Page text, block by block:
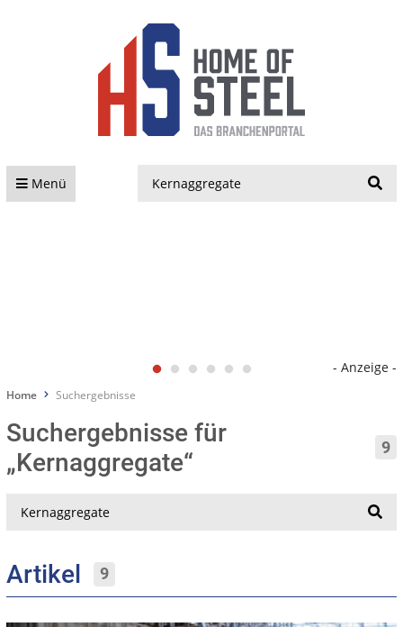
Menü
- Anzeige -
Home Suchergebnisse
Suchergebnisse für
„Kernaggregate“
9
Artikel 9